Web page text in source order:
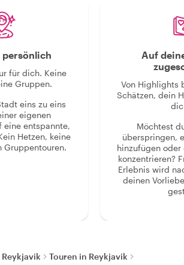
persönlich
für dich. Keine
Gruppen.
eins zu eins
eigenen
eine entspannte,
Hetzen, keine
Gruppentouren.
Auf
Von Highlights
Schätzen, dein
Möchtest
überspringen,
hinzufügen
konzentrieren?
Erlebnis wird
deinen
Reykjavik
Touren in Reykjavik